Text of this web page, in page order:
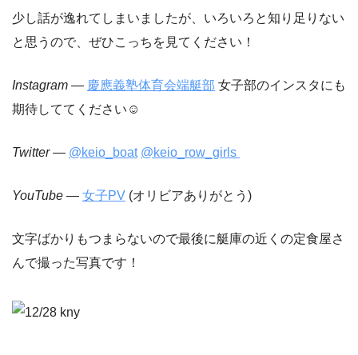
少し話が逸れてしまいましたが、いろいろと知り足りない
と思うので、ぜひこっちを見てください！
Instagram — 慶應義塾体育会端艇部 女子部のインスタにも
期待しててください☺︎
Twitter— @keio_boat @keio_row_girls
YouTube — 女子PV (オリビアありがとう)
文字ばかりもつまらないので最後に艇庫の近くの定食屋さ
んで撮った写真です！